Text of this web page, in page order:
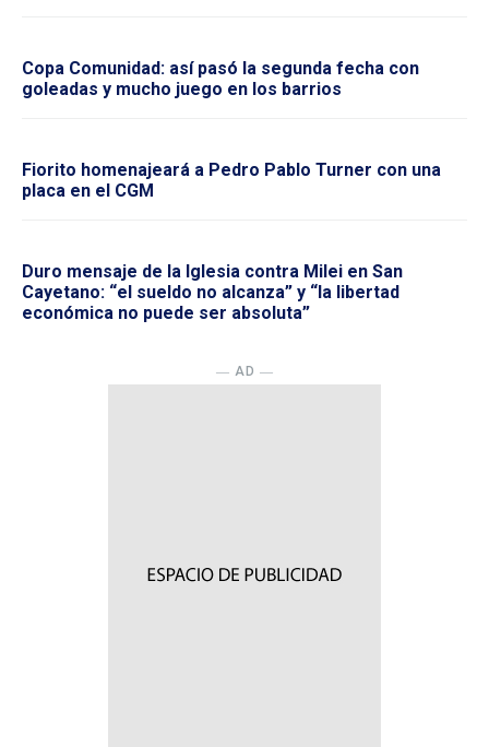
Copa Comunidad: así pasó la segunda fecha con
goleadas y mucho juego en los barrios
Fiorito homenajeará a Pedro Pablo Turner con una
placa en el CGM
Duro mensaje de la Iglesia contra Milei en San
Cayetano: “el sueldo no alcanza” y “la libertad
económica no puede ser absoluta”
― AD ―